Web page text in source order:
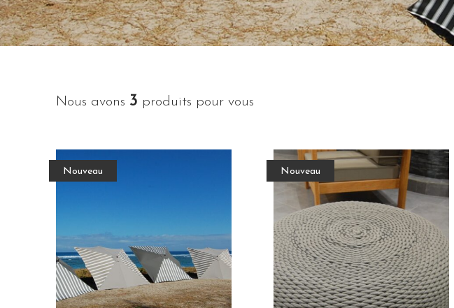
Nous avons 3 produits pour vous
Nouveau Nouveau